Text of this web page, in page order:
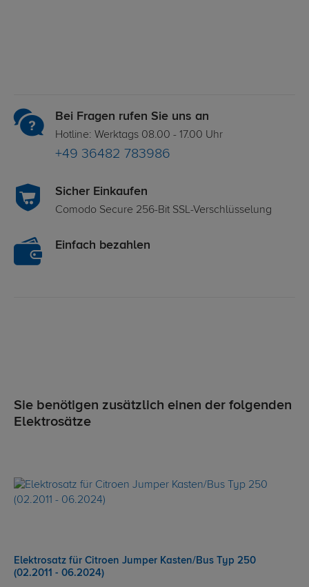
Bei Fragen rufen Sie uns an
Hotline: Werktags 08.00 - 17.00 Uhr
+49 36482 783986
Sicher Einkaufen
Comodo Secure 256-Bit SSL-Verschlüsselung
Einfach bezahlen
Sie benötigen zusätzlich einen der folgenden
Elektrosätze
Elektrosatz für Citroen Jumper Kasten/Bus Typ 250
(02.2011 - 06.2024)